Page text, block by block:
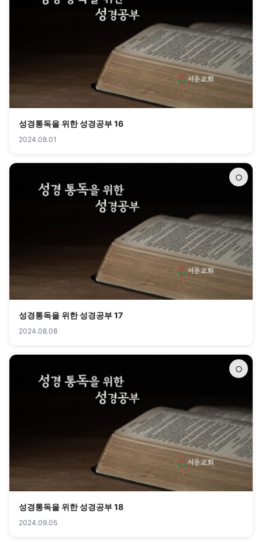
성경통독을 위한 성경공부 16
2024.08.01
○
성경통독을 위한 성경공부 17
2024.08.08
○
성경통독을 위한 성경공부 18
2024.09.05